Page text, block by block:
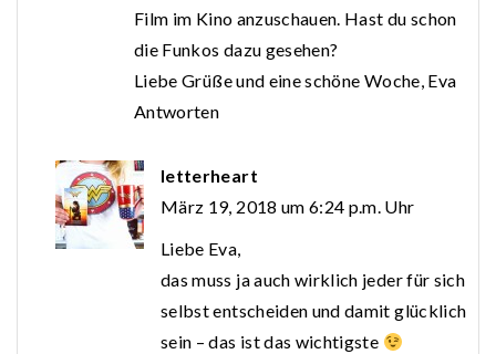
Film im Kino anzuschauen. Hast du schon
die Funkos dazu gesehen?
Liebe Grüße und eine schöne Woche, Eva
Antworten
letterheart
März 19, 2018 um 6:24 p.m. Uhr
Liebe Eva,
das muss ja auch wirklich jeder für sich
selbst entscheiden und damit glücklich
sein – das ist das wichtigste